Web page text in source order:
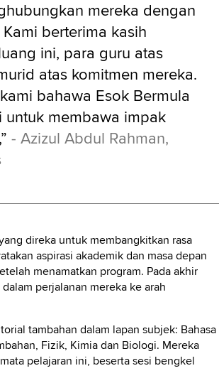
mereka dengan
berterima kasih
ini, para guru atas
atas komitmen mereka.
bahawa Esok Bermula
untuk membawa impak
- Azizul Abdul Rahman,
direka untuk membangkitkan rasa
aspirasi akademik dan masa depan
menamatkan program. Pada akhir
perjalanan mereka ke arah
tambahan dalam lapan subjek: Bahasa
Fizik, Kimia dan Biologi. Mereka
pelajaran ini, beserta sesi bengkel